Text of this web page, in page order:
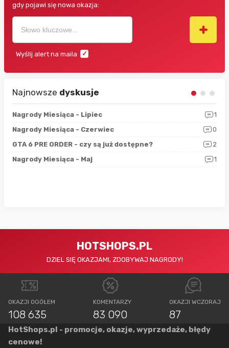
gdy pojawi się nowa okazja:
Wyślij alert na maila
Najnowsze dyskusje
Nagrody Miesiąca - Lipiec
1
Nagrody Miesiąca - Czerwiec
0
GTA 6 PRE ORDER - czy są już dostępne?
2
Nagrody Miesiąca - Maj
1
HOTSHOPS.PL
DZIEL SIĘ OKAZJAMI, ZDOBYWAJ NAGRODY!
OKAZJI OGÓŁEM
108 635
KOMENTARZY
83 090
OKAZJI WCZORAJ
87
HotShops.pl - promocje, okazje, wyprzedaże, błędy
cenowe!